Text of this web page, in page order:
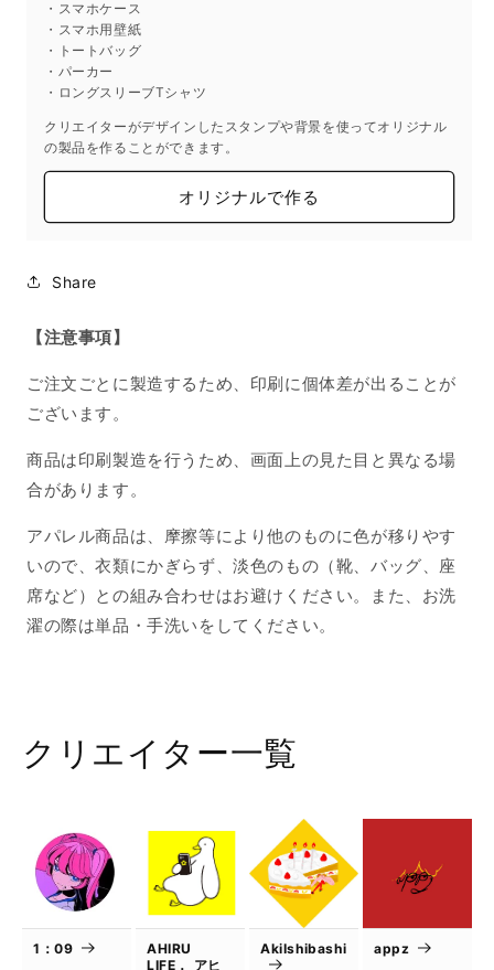
の
数
量
を
ら
す
を
や
す
・スマホケース
・スマホ用壁紙
・トートバッグ
・パーカー
・ロングスリーブTシャツ
クリエイターがデザインしたスタンプや背景を使ってオリジナル
の製品を作ることができます。
オリジナルで作る
Share
【注意事項】
ご注文ごとに製造するため、印刷に個体差が出ることが
ございます。
商品は印刷製造を行うため、画面上の見た目と異なる場
合があります。
アパレル商品は、摩擦等により他のものに色が移りやす
いので、衣類にかぎらず、淡色のもの（靴、バッグ、座
席など）との組み合わせはお避けください。また、お洗
濯の際は単品・手洗いをしてください。
クリエイター一覧
1：09
AHIRU
LIFE． アヒ
AkiIshibashi appz